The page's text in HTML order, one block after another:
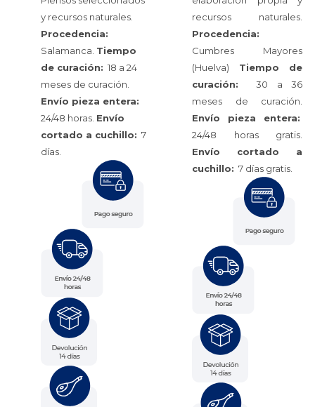
y recursos naturales.
Procedencia:
Salamanca. Tiempo
de curación: 18 a 24
meses de curación.
Envío pieza entera:
24/48 horas. Envío
cortado a cuchillo: 7
días.
recursos naturales.
Procedencia:
Cumbres Mayores
(Huelva) Tiempo de
curación: 30 a 36
meses de curación.
Envío pieza entera:
24/48 horas gratis.
Envío cortado a
cuchillo: 7 días gratis.